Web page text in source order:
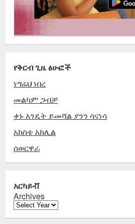
የቅርብ ጊዜ ፅሁፎች
ነግሬህ ነበረ
መልካም ጋብቻ
ቀኑ እንዴት ይመሻል ያንን ሳናነሳ
አክስቴ አክሊል
ሰወርዋራ
አርካይቭ
Archives